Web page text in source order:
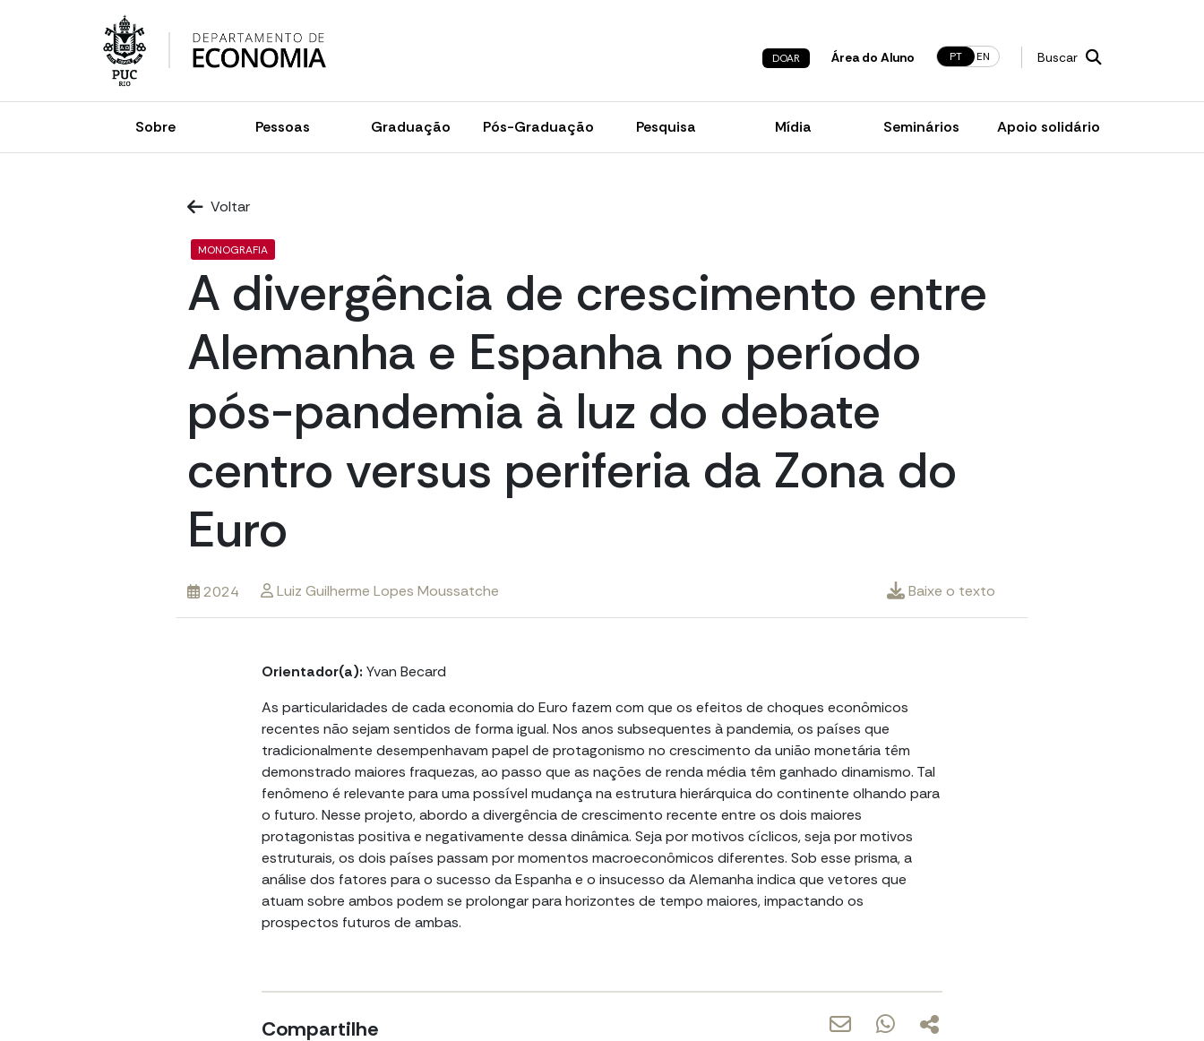
DOAR Área do Aluno PT EN Buscar
Sobre Pessoas Graduação Pós-Graduação Pesquisa Mídia Seminários Apoio solidário
Voltar
MONOGRAFIA
A divergência de crescimento entre
Alemanha e Espanha no período
pós-pandemia à luz do debate
centro versus periferia da Zona do
Euro
2024 Luiz Guilherme Lopes Moussatche Baixe o texto
Orientador(a): Yvan Becard
As particularidades de cada economia do Euro fazem com que os efeitos de choques econômicos
recentes não sejam sentidos de forma igual. Nos anos subsequentes à pandemia, os países que
tradicionalmente desempenhavam papel de protagonismo no crescimento da união monetária têm
demonstrado maiores fraquezas, ao passo que as nações de renda média têm ganhado dinamismo. Tal
fenômeno é relevante para uma possível mudança na estrutura hierárquica do continente olhando para
o futuro. Nesse projeto, abordo a divergência de crescimento recente entre os dois maiores
protagonistas positiva e negativamente dessa dinâmica. Seja por motivos cíclicos, seja por motivos
estruturais, os dois países passam por momentos macroeconômicos diferentes. Sob esse prisma, a
análise dos fatores para o sucesso da Espanha e o insucesso da Alemanha indica que vetores que
atuam sobre ambos podem se prolongar para horizontes de tempo maiores, impactando os
prospectos futuros de ambas.
Compartilhe